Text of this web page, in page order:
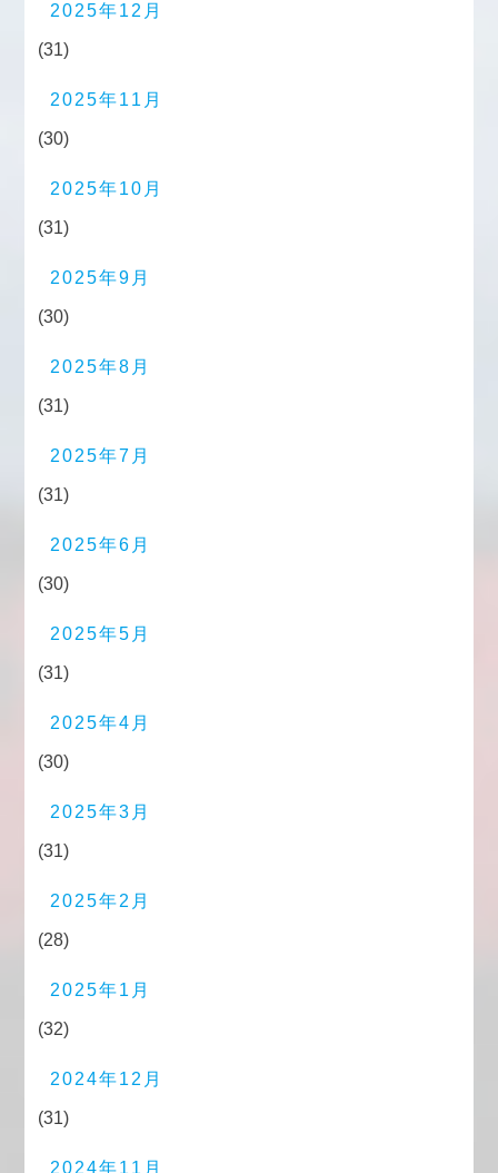
2025年12月
(31)
2025年11月
(30)
2025年10月
(31)
2025年9月
(30)
2025年8月
(31)
2025年7月
(31)
2025年6月
(30)
2025年5月
(31)
2025年4月
(30)
2025年3月
(31)
2025年2月
(28)
2025年1月
(32)
2024年12月
(31)
2024年11月